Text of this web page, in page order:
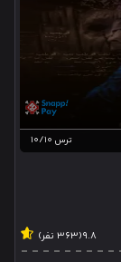
ترس 10/10
9.8(363 نفر)